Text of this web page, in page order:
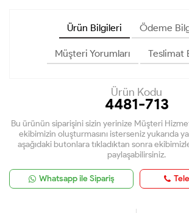
Ürün Bilgileri Ödeme
Müşteri Yorumları Teslimat
Ürün Kodu
4481-713
Bu ürünün siparişini sizin yerinize Müşteri
ekibimizin oluşturmasını isterseniz yukarıda
aşağıdaki butonlara tıkladıktan sonra
paylaşabilirsiniz.
Whatsapp ile Sipariş